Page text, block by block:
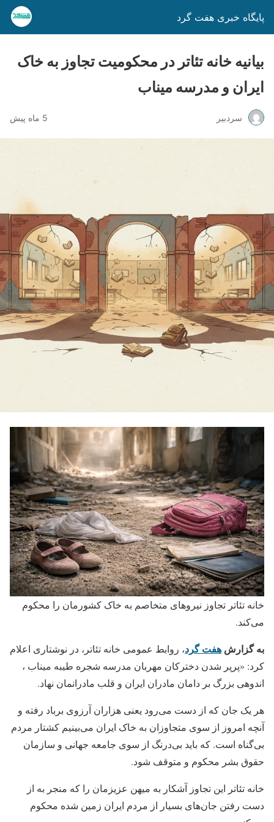
پایگاه خبری هفت گرد
بیانیه خانه تئاتر در محکومیت تجاوز به خاک
ایران و مدرسه میناب
سردبیر 5 ماه پیش
خانه تئاتر تجاوز نیروهای متخاصم به خاک کشورمان را محکوم
می‌کند.
به گزارش هفت گرد، روابط عمومی خانه تئاتر، در نوشتاری اعلام
کرد: «پرپر شدن دخترکان مهربان مدرسه شجره طیبه میناب ،
اندوهی بزرگ بر دامان مادران ایران و قلب مادرانمان نهاد.
هر یک جان که از دست می‌رود یعنی هزاران آرزوی برباد رفته و
آنچه امروز از سوی متجاوزان به خاک ایران می‌بینیم کشتار مردم
بی‌گناه است. که باید بی‌درنگ از سوی جامعه جهانی و سازمان
حقوق بشر محکوم و متوقف شود.
خانه تئاتر این تجاوز آشکار به میهن عزیزمان را که منجر به از
دست رفتن جان‌های بسیار از مردم ایران زمین شده محکوم